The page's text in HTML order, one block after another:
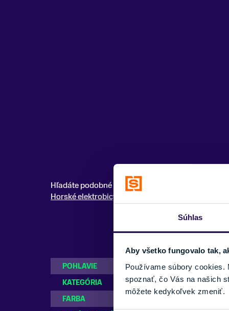
Súhlas
Aby všetko fungovalo tak,
Používame súbory cookies.
spoznať, čo Vás na našich
môžete kedykoľvek zmeniť.
Hľadáte podobné modely? Pozrite si celú kategóriu
Horské elektrobicykle
POHLAVIE Dámske
KATEGÓRIA
Horské
FARBA